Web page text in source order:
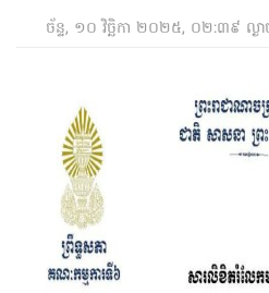
ច័ន្ទ, ១០ វិច្ឆិកា ២០២៥, ០២:៣៩ ល្ងា